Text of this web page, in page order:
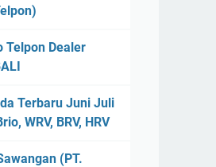
Telpon Dealer
Terbaru Juni Juli
WRV, BRV, HRV
(PT.